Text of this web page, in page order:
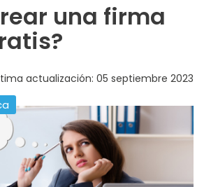
una firma
actualización: 05 septiembre 2023